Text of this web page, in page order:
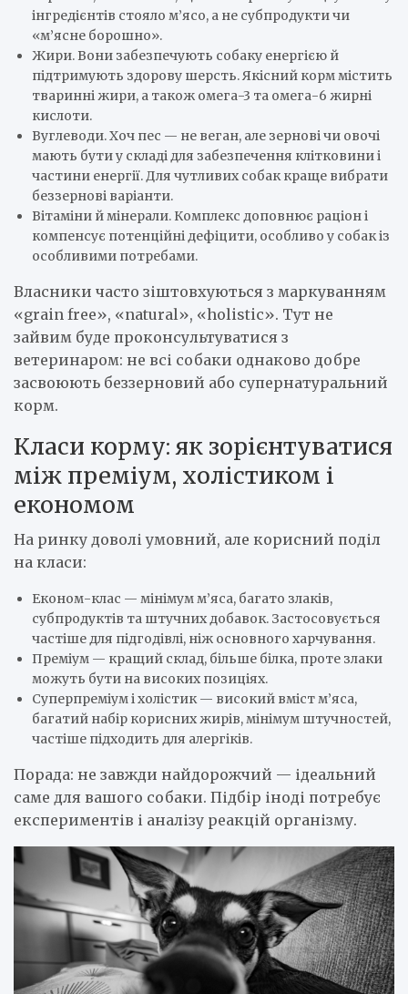
інгредієнтів стояло м’ясо, а не субпродукти чи
«м’ясне борошно».
Жири. Вони забезпечують собаку енергією й
підтримують здорову шерсть. Якісний корм містить
тваринні жири, а також омега-3 та омега-6 жирні
кислоти.
Вуглеводи. Хоч пес — не веган, але зернові чи овочі
мають бути у складі для забезпечення клітковини і
частини енергії. Для чутливих собак краще вибрати
беззернові варіанти.
Вітаміни й мінерали. Комплекс доповнює раціон і
компенсує потенційні дефіцити, особливо у собак із
особливими потребами.
Власники часто зіштовхуються з маркуванням
«grain free», «natural», «holistic». Тут не
зайвим буде проконсультуватися з
ветеринаром: не всі собаки однаково добре
засвоюють беззерновий або супернатуральний
корм.
Класи корму: як зорієнтуватися
між преміум, холістиком і
економом
На ринку доволі умовний, але корисний поділ
на класи:
Економ-клас — мінімум м’яса, багато злаків,
субпродуктів та штучних добавок. Застосовується
частіше для підгодівлі, ніж основного харчування.
Преміум — кращий склад, більше білка, проте злаки
можуть бути на високих позиціях.
Суперпреміум і холістик — високий вміст м’яса,
багатий набір корисних жирів, мінімум штучностей,
частіше підходить для алергіків.
Порада: не завжди найдорожчий — ідеальний
саме для вашого собаки. Підбір іноді потребує
експериментів і аналізу реакцій організму.